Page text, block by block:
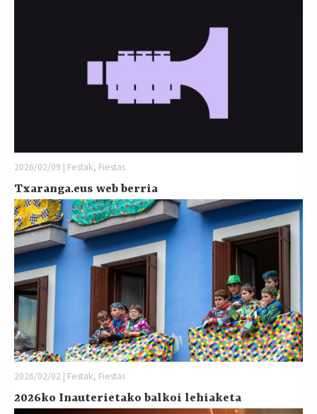
2026/02/09 | Festak, Fiestas
Txaranga.eus web berria
2026/02/02 | Festak, Fiestas
2026ko Inauterietako balkoi lehiaketa